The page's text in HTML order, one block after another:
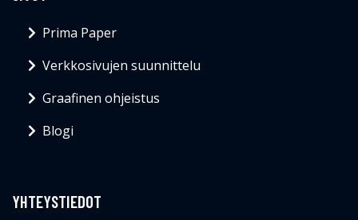
Prima Paper
Verkkosivujen suunnittelu
Graafinen ohjeistus
Blogi
YHTEYSTIEDOT